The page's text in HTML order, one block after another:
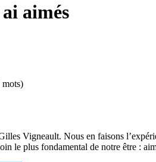
aimés
mots)
Vigneault. Nous en faisons
le plus fondamental de notre être :